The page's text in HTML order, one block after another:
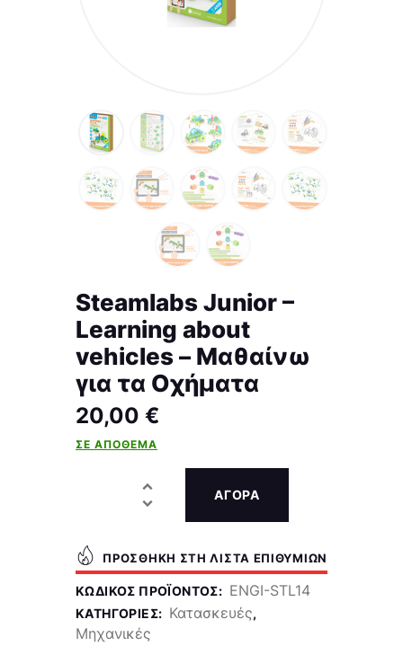
Steamlabs Junior –
Learning about
vehicles – Μαθαίνω
για τα Οχήματα
20,00 €
ΣΕ ΑΠΌΘΕΜΑ
ΑΓΟΡΑ
ΠΡΟΣΘΉΚΗ ΣΤΗ ΛΊΣΤΑ ΕΠΙΘΥΜΙΏΝ
ΚΩΔΙΚΌΣ ΠΡΟΪΌΝΤΟΣ: ENGI-STL14
ΚΑΤΗΓΟΡΊΕΣ: Κατασκευές,
Μηχανικές